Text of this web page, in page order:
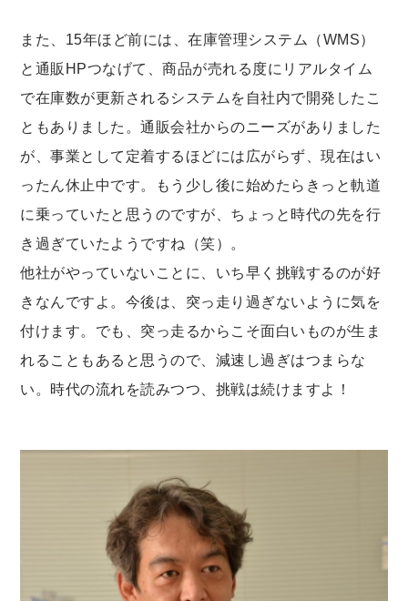
また、15年ほど前には、在庫管理システム（WMS）
と通販HPつなげて、商品が売れる度にリアルタイム
で在庫数が更新されるシステムを自社内で開発したこ
ともありました。通販会社からのニーズがありました
が、事業として定着するほどには広がらず、現在はい
ったん休止中です。もう少し後に始めたらきっと軌道
に乗っていたと思うのですが、ちょっと時代の先を行
き過ぎていたようですね（笑）。
他社がやっていないことに、いち早く挑戦するのが好
きなんですよ。今後は、突っ走り過ぎないように気を
付けます。でも、突っ走るからこそ面白いものが生ま
れることもあると思うので、減速し過ぎはつまらな
い。時代の流れを読みつつ、挑戦は続けますよ！